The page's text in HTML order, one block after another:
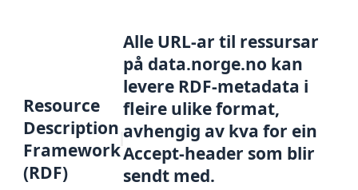
Resource
Description
Framework
(RDF)
Alle URL-ar til ressursar
på data.norge.no kan
levere RDF-metadata i
fleire ulike format,
avhengig av kva for ein
Accept-header som blir
sendt med.